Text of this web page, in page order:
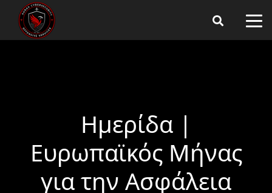
Ημερίδα |
Ευρωπαϊκός Μήνας
για την Ασφάλεια